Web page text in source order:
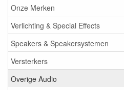
Onze Merken
Verlichting & Special Effects
Speakers & Speakersystemen
Versterkers
Overige Audio